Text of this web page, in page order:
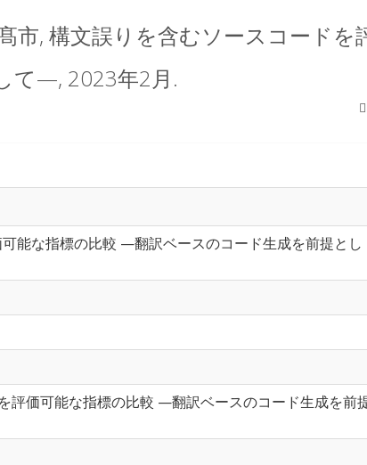
市, 構文誤りを含むソースコード
て—, 2023年2月.
能な指標の比較 —翻訳ベースのコード生成を前提とし
評価可能な指標の比較 —翻訳ベースのコード生成を前